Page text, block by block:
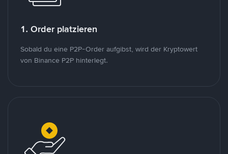
1. Order platzieren
Sobald du eine P2P-Order aufgibst, wird der Kryptowert
von Binance P2P hinterlegt.